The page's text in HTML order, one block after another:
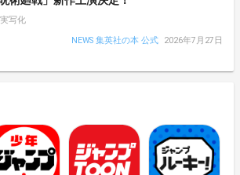
写化
NEWS 集英社の本 公式
2026年7月27日